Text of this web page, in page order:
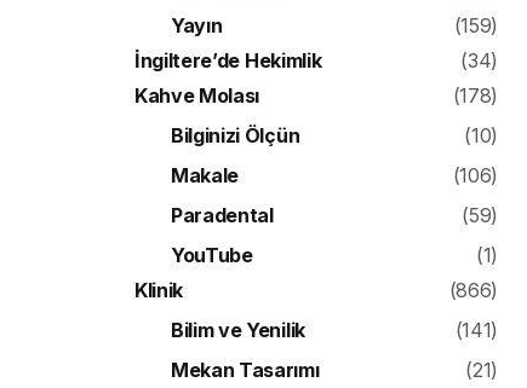
Yayın
(159)
İngiltere’de Hekimlik
(34)
Kahve Molası
(178)
Bilginizi Ölçün
(10)
Makale
(106)
Paradental
(59)
YouTube
(1)
Klinik
(866)
Bilim ve Yenilik
(141)
Mekan Tasarımı
(21)